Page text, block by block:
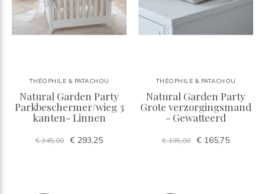
THÉOPHILE & PATACHOU
Natural Garden Party
Parkbeschermer/wieg 3
kanten- Linnen
€ 345,00 € 293,25
THÉOPHILE & PATACHOU
Natural Garden Party
Grote verzorgingsmand
- Gewatteerd
€ 195,00 € 165,75